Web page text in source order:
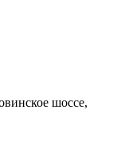
шоссе,